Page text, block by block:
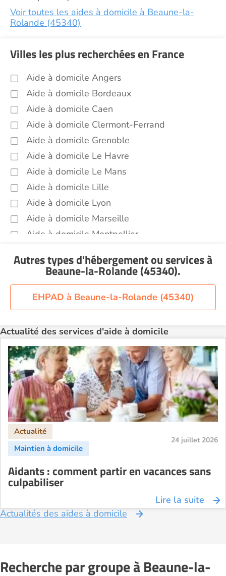
Voir toutes les aides à domicile à Beaune-la-
Rolande (45340)
Villes les plus recherchées en France
Aide à domicile Angers
Aide à domicile Bordeaux
Aide à domicile Caen
Aide à domicile Clermont-Ferrand
Aide à domicile Grenoble
Aide à domicile Le Havre
Aide à domicile Le Mans
Aide à domicile Lille
Aide à domicile Lyon
Aide à domicile Marseille
Aide à domicile Montpellier
Aide à domicile Nice
Aide à domicile Orléans
Aide à domicile Paris
Aide à domicile Perpignan
Aide à domicile Rennes
Aide à domicile Saint-Etienne
Aide à domicile Toulouse
Recherche par ville
Autres types d'hébergement ou servicesà
Beaune-la-Rolande (45340).
EHPAD à Beaune-la-Rolande (45340)
Actualité des services d'aide à domicile
24 juillet 2026
Aidants : comment partir en vacances sans
culpabiliser
Lire la suite
Actualités des aides à domicile
Recherche par groupe à Beaune-la-